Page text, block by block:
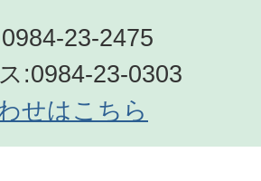
23-2475
:0984‐23‐0303
せはこちら